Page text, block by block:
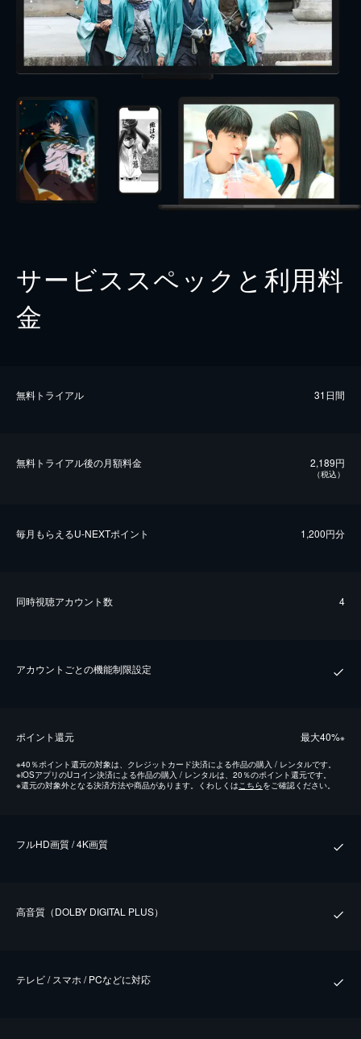
サービススペックと利用料
金
無料トライアル 31日間
無料トライアル後の⽉額料金 2,189円
（税込）
毎⽉もらえるU-NEXTポイント 1,200円分
同時視聴アカウント数 4
アカウントごとの機能制限設定
ポイント還元 最⼤40%※
※40％ポイント還元の対象は、クレジットカード決済による作品の購入 / レンタルです。
※iOSアプリのUコイン決済による作品の購入 / レンタルは、20％のポイント還元です。
※還元の対象外となる決済方法や商品があります。くわしくはこちらをご確認ください。
フルHD画質 / 4K画質
⾼⾳質（DOLBY DIGITAL PLUS）
テレビ / スマホ / PCなどに対応